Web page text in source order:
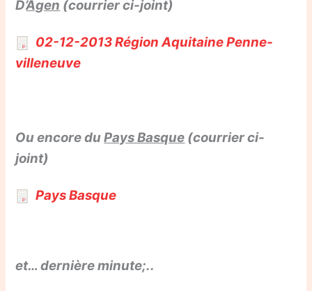
D’Agen (courrier ci-joint)
02-12-2013 Région Aquitaine Penne-
villeneuve
Ou encore duPays Basque (courrier ci-
joint)
Pays Basque
et… dernière minute;..